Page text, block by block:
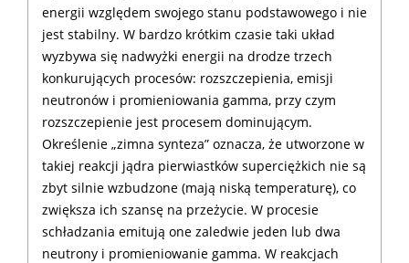
energii względem swojego stanu podstawowego i nie
jest stabilny. W bardzo krótkim czasie taki układ
wyzbywa się nadwyżki energii na drodze trzech
konkurujących procesów: rozszczepienia, emisji
neutronów i promieniowania gamma, przy czym
rozszczepienie jest procesem dominującym.
Określenie „zimna synteza” oznacza, że utworzone w
takiej reakcji jądra pierwiastków superciężkich nie są
zbyt silnie wzbudzone (mają niską temperaturę), co
zwiększa ich szansę na przeżycie. W procesie
schładzania emitują one zaledwie jeden lub dwa
neutrony i promieniowanie gamma. W reakcjach